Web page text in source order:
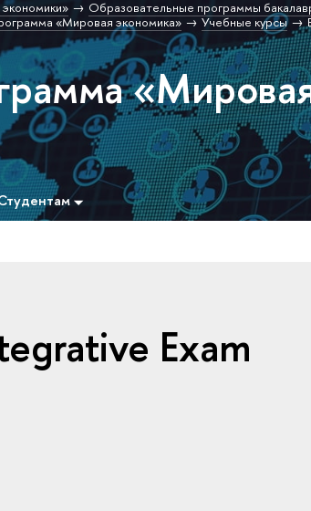
Образовательные программы
«Мировая экономика» Учебные курсы
Exam